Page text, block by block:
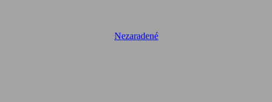
Nezaradené